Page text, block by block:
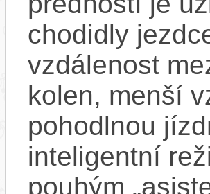
chodidly
vzdálenost
kolen, menší
pohodlnou
inteligentní
pouhým